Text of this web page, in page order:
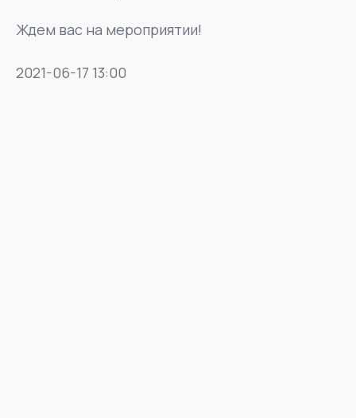
Ждем вас на мероприятии!
2021-06-17 13:00